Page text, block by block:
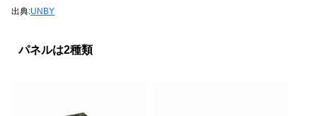
出典:UNBY
パネルは2種類